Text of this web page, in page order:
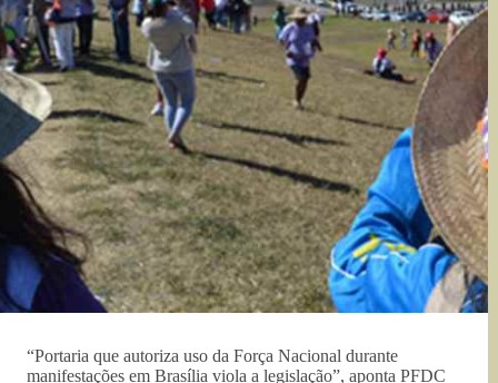
“Portaria que autoriza uso da Força Nacional durante
manifestações em Brasília viola a legislação”, aponta PFDC